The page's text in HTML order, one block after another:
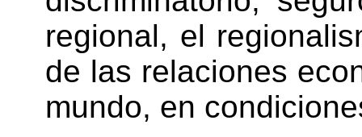
regional, el
de las relaciones
mundo, en